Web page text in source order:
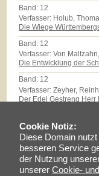
Cookie Notiz:
Diese Domain
besseren Service
der Nutzung
unserer Cookie-
Band: 12
Verfasser: Holub,
Die Wiege
Band: 12
Verfasser: Von
Die Entwicklung der
Band: 12
Verfasser: Zeyher,
Der Edel Gestreng Herr
Verfasser: Zollmann,
Massenarmut und
Band:12
Verfasser: Milz, Thomas
Götz E.Hübner - ein